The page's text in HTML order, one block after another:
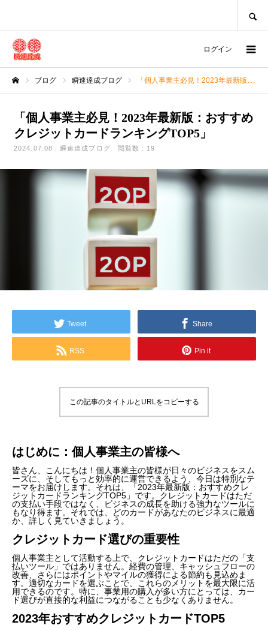
ログイン
ブログ 瞬速達成ブログ 「個人事業主必見！2023年最新版：おすすめクレジットカードランキングTOP5」
「個人事業主必見！2023年最新版：おすすめ
クレジットカードランキングTOP5」
2024.07.08 瞬速達成ブログ 閲覧数：19
Tweet Share
RSS Pin it
この記事のタイトルとURLをコピーする
はじめに：個人事業主の皆様へ
皆さん、こんにちは！個人事業主の皆様が日々のビジネスをスム
ーズに、そしてもっと効率的に運営できるよう、今日は特別なテ
ーマをお届けします。それは、「2023年最新版：おすすめクレ
ジットカードランキングTOP5」です。クレジットカードはただ
の支払い手段ではなく、ビジネスの成長を助ける強力なツールに
もなり得ます。それでは、どのカードがあなたのビジネスに最適
か、詳しく見ていきましょう。
クレジットカード選びの重要性
個人事業主として活動する上で、クレジットカードはただの「支
払いツール」ではありません。経費の管理、キャッシュフローの
改善、さらにはポイントやマイルの獲得による節約も見込めま
す。適切なカードを選ぶことで、これらのメリットを最大限に活
用できるのです。特に、事業用の購入が多い方にとっては、カー
ド選びが直接的な利益につながることも少なくありません。
2023年おすすめクレジットカードTOP5